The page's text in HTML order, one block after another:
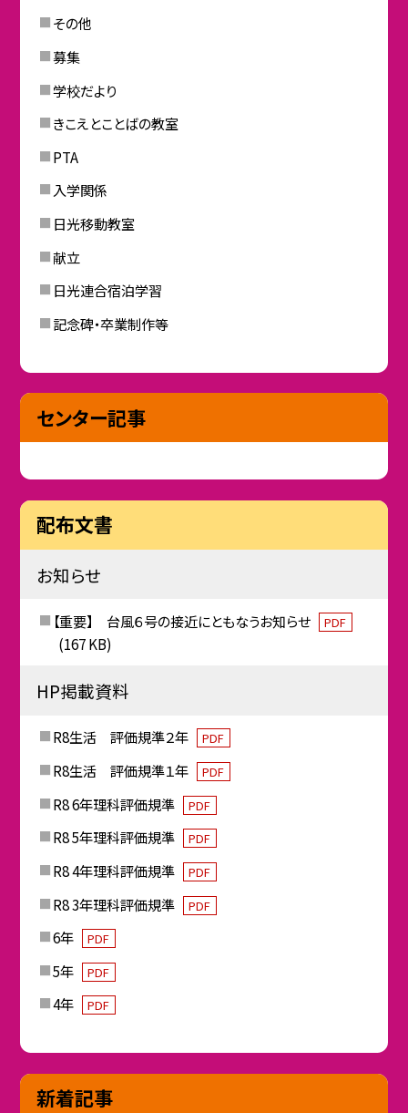
その他
募集
学校だより
きこえとことばの教室
PTA
入学関係
日光移動教室
献立
日光連合宿泊学習
記念碑・卒業制作等
センター記事
配布文書
お知らせ
【重要】 台風６号の接近にともなうお知らせ PDF
(167 KB)
HP掲載資料
R8生活 評価規準２年 PDF
R8生活 評価規準１年 PDF
R8 6年理科評価規準 PDF
R8 5年理科評価規準 PDF
R8 4年理科評価規準 PDF
R8 3年理科評価規準 PDF
6年 PDF
5年 PDF
4年 PDF
新着記事